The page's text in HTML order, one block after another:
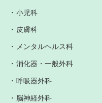
小児科
皮膚科
メンタルヘルス科
消化器・一般外科
呼吸器外科
脳神経外科